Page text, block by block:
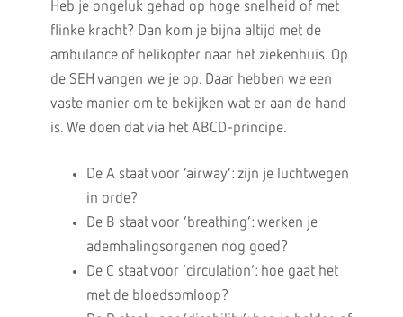
Heb je ongeluk gehad op hoge snelheid of met
flinke kracht? Dan kom je bijna altijd met de
ambulance of helikopter naar het ziekenhuis. Op
de SEH vangen we je op. Daar hebben we een
vaste manier om te bekijken wat er aan de hand
is. We doen dat via het ABCD-principe.
De A staat voor ‘airway’: zijn je luchtwegen
in orde?
De B staat voor ‘breathing’: werken je
ademhalingsorganen nog goed?
De C staat voor ‘circulation’: hoe gaat het
met de bloedsomloop?